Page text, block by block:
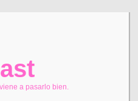
a pasarlo bien.